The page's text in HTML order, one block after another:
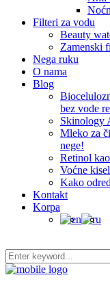
Filteri za vodu
Beauty
Zamenski
Nega ruku
O nama
Blog
bez vode
Skinology
Mleko za
nege!
Retinol
Voćne
Kako
Kontakt
Korpa